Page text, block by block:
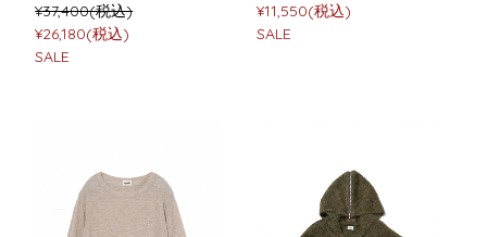
¥37,400(税込)
¥26,180(税込)
SALE
¥11,550(税込)
SALE